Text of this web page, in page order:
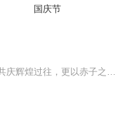
国庆节